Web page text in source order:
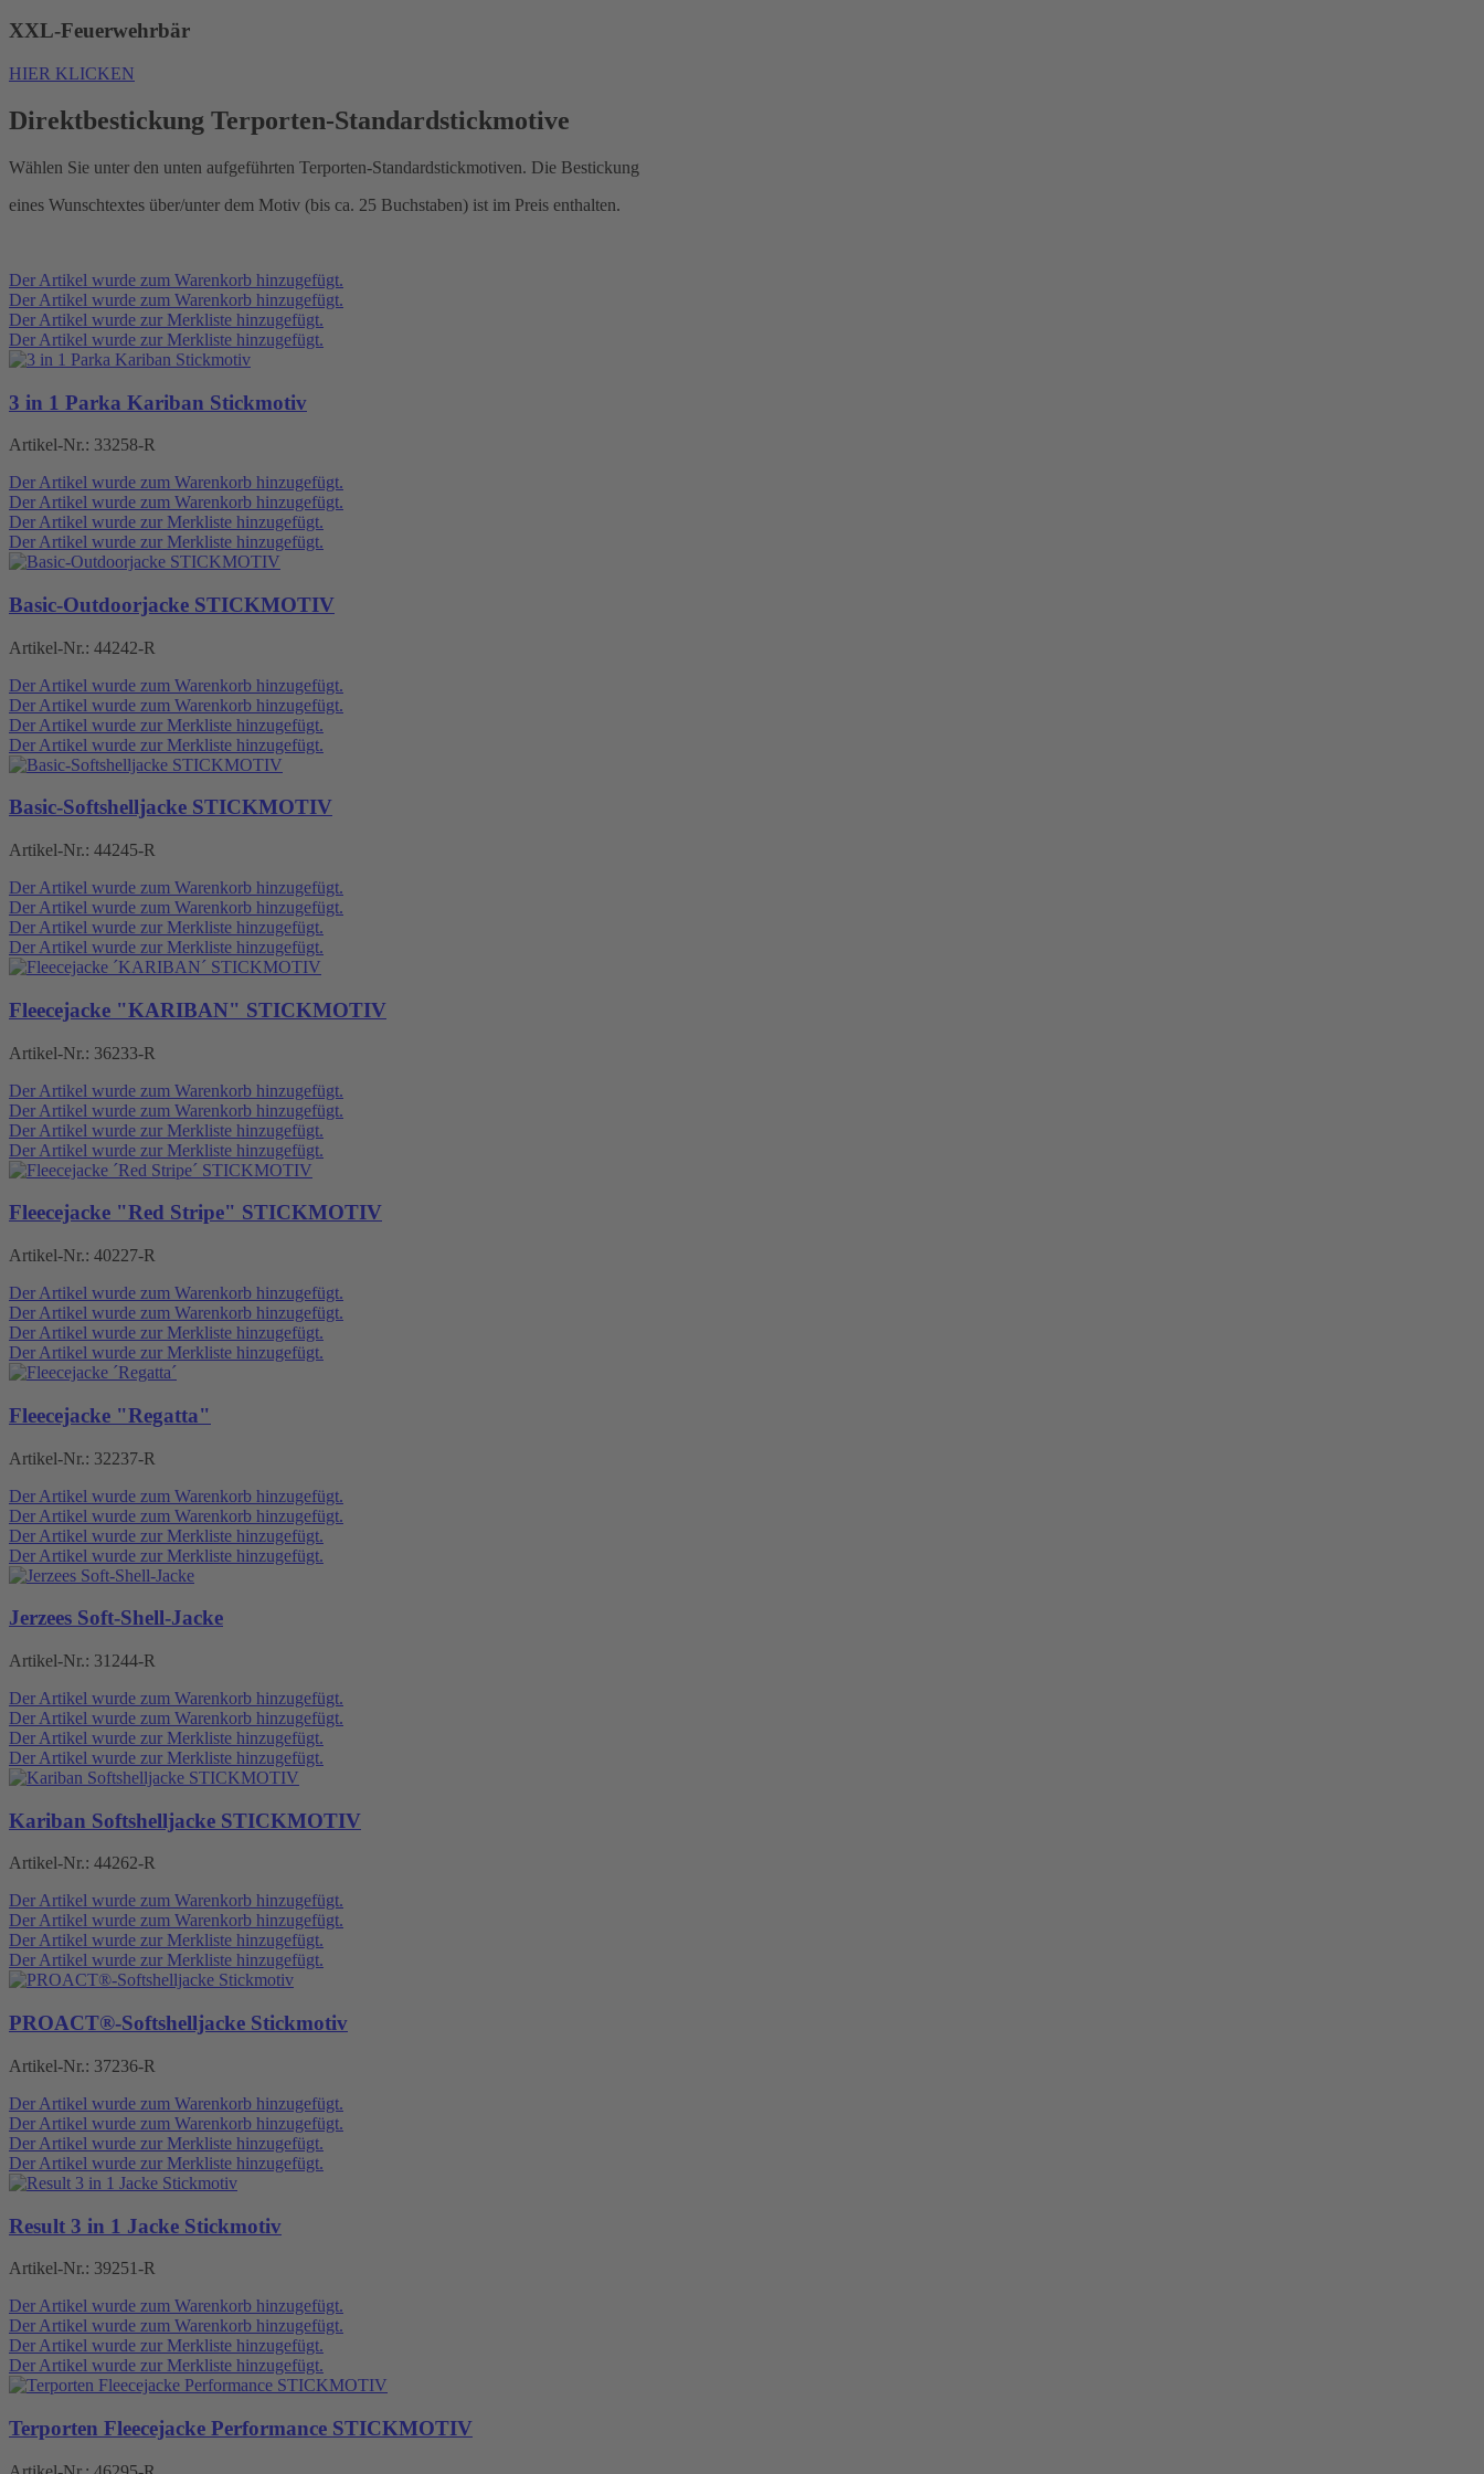
XXL-Feuerwehrbär
HIER KLICKEN
Direktbestickung Terporten-Standardstickmotive
Wählen Sie unter den unten aufgeführten Terporten-Standardstickmotiven. Die Bestickung
eines Wunschtextes über/unter dem Motiv (bis ca. 25 Buchstaben) ist im Preis enthalten.
Der Artikel wurde zum Warenkorb hinzugefügt.
Der Artikel wurde zum Warenkorb hinzugefügt.
Der Artikel wurde zur Merkliste hinzugefügt.
Der Artikel wurde zur Merkliste hinzugefügt.
3 in 1 Parka Kariban Stickmotiv
Artikel-Nr.: 33258-R
Der Artikel wurde zum Warenkorb hinzugefügt.
Der Artikel wurde zum Warenkorb hinzugefügt.
Der Artikel wurde zur Merkliste hinzugefügt.
Der Artikel wurde zur Merkliste hinzugefügt.
Basic-Outdoorjacke STICKMOTIV
Artikel-Nr.: 44242-R
Der Artikel wurde zum Warenkorb hinzugefügt.
Der Artikel wurde zum Warenkorb hinzugefügt.
Der Artikel wurde zur Merkliste hinzugefügt.
Der Artikel wurde zur Merkliste hinzugefügt.
Basic-Softshelljacke STICKMOTIV
Artikel-Nr.: 44245-R
Der Artikel wurde zum Warenkorb hinzugefügt.
Der Artikel wurde zum Warenkorb hinzugefügt.
Der Artikel wurde zur Merkliste hinzugefügt.
Der Artikel wurde zur Merkliste hinzugefügt.
Fleecejacke "KARIBAN" STICKMOTIV
Artikel-Nr.: 36233-R
Der Artikel wurde zum Warenkorb hinzugefügt.
Der Artikel wurde zum Warenkorb hinzugefügt.
Der Artikel wurde zur Merkliste hinzugefügt.
Der Artikel wurde zur Merkliste hinzugefügt.
Fleecejacke "Red Stripe" STICKMOTIV
Artikel-Nr.: 40227-R
Der Artikel wurde zum Warenkorb hinzugefügt.
Der Artikel wurde zum Warenkorb hinzugefügt.
Der Artikel wurde zur Merkliste hinzugefügt.
Der Artikel wurde zur Merkliste hinzugefügt.
Fleecejacke "Regatta"
Artikel-Nr.: 32237-R
Der Artikel wurde zum Warenkorb hinzugefügt.
Der Artikel wurde zum Warenkorb hinzugefügt.
Der Artikel wurde zur Merkliste hinzugefügt.
Der Artikel wurde zur Merkliste hinzugefügt.
Jerzees Soft-Shell-Jacke
Artikel-Nr.: 31244-R
Der Artikel wurde zum Warenkorb hinzugefügt.
Der Artikel wurde zum Warenkorb hinzugefügt.
Der Artikel wurde zur Merkliste hinzugefügt.
Der Artikel wurde zur Merkliste hinzugefügt.
Kariban Softshelljacke STICKMOTIV
Artikel-Nr.: 44262-R
Der Artikel wurde zum Warenkorb hinzugefügt.
Der Artikel wurde zum Warenkorb hinzugefügt.
Der Artikel wurde zur Merkliste hinzugefügt.
Der Artikel wurde zur Merkliste hinzugefügt.
PROACT®-Softshelljacke Stickmotiv
Artikel-Nr.: 37236-R
Der Artikel wurde zum Warenkorb hinzugefügt.
Der Artikel wurde zum Warenkorb hinzugefügt.
Der Artikel wurde zur Merkliste hinzugefügt.
Der Artikel wurde zur Merkliste hinzugefügt.
Result 3 in 1 Jacke Stickmotiv
Artikel-Nr.: 39251-R
Der Artikel wurde zum Warenkorb hinzugefügt.
Der Artikel wurde zum Warenkorb hinzugefügt.
Der Artikel wurde zur Merkliste hinzugefügt.
Der Artikel wurde zur Merkliste hinzugefügt.
Terporten Fleecejacke Performance STICKMOTIV